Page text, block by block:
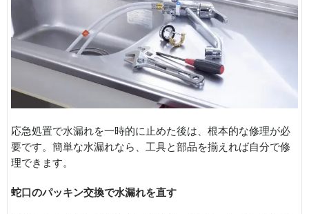
応急処置で水漏れを一時的に止めた後は、根本的な修理が必
要です。簡単な水漏れなら、工具と部品を揃えれば自分で修
理できます。
蛇口のパッキン交換で水漏れを直す